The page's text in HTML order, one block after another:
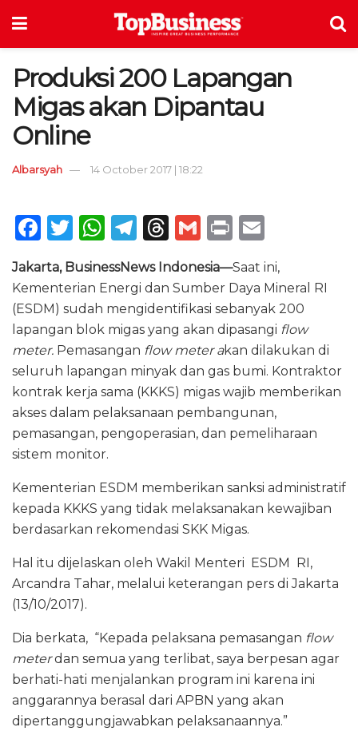
Produksi 200 Lapangan
Migas akan Dipantau
Online
Albarsyah 14 October 2017 | 18:22
F
c
e
b
o
o
k
T
w
it
te
r
W
a
ts
A
p
p
T
e
g
ra
m
T
h
re
a
d
s
G
m
ai
l
P
n
t
ai
l
Jakarta, BusinessNews Indonesia—Saat ini,
Kementerian Energi dan Sumber Daya Mineral RI
(ESDM) sudah mengidentifikasi sebanyak 200
lapangan blok migas yang akan dipasangi flow
meter. Pemasangan flow meter akan dilakukan di
seluruh lapangan minyak dan gas bumi. Kontraktor
kontrak kerja sama (KKKS) migas wajib memberikan
akses dalam pelaksanaan pembangunan,
pemasangan, pengoperasian, dan pemeliharaan
sistem monitor.
Kementerian ESDM memberikan sanksi administratif
kepada KKKS yang tidak melaksanakan kewajiban
berdasarkan rekomendasi SKK Migas.
Hal itu dijelaskan oleh Wakil Menteri ESDM RI,
Arcandra Tahar, melalui keterangan pers di Jakarta
(13/10/2017).
Dia berkata, “Kepada pelaksana pemasangan flow
meterdan semua yang terlibat, saya berpesan agar
berhati-hati menjalankan program ini karena ini
anggarannya berasal dari APBN yang akan
dipertanggungjawabkan pelaksanaannya.”